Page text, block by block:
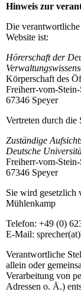
Hinweis zur
Die
Website ist:
Hörerschaft der
Körperschaft des
Freiherr-vom-Stein-
67346 Speyer
Vertreten durch
Zuständige
Deutsche
Freiherr-vom-Stein-
67346 Speyer
Sie wird gesetzlich
Mühlenkamp
Telefon: +49 (0)
E-Mail:
Verantwortliche
allein oder
Verarbeitung von
Adressen o. Ä.)